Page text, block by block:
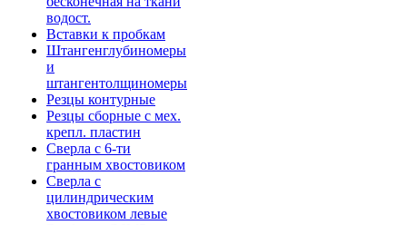
водост.
Вставки к пробкам
Штангенглубиномеры
и
штангентолщиномеры
Резцы контурные
Резцы сборные с мех.
крепл. пластин
Сверла с 6-ти
гранным хвостовиком
Сверла с
цилиндрическим
хвостовиком левые